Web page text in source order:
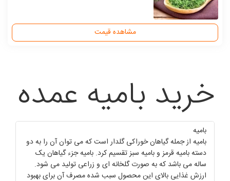
مشاهده قیمت
خرید بامیه عمده
بامیه
بامیه از جمله گیاهان خوراکی گلدار است که می توان آن را به دو
دسته بامیه قرمز و بامیه سبز تقسیم کرد. بامیه جزء گیاهان یک
ساله می باشد که به صورت گلخانه ای و زراعی تولید می شود.
ارزش غذایی بالای این محصول سبب شده مصرف آن برای بهبود